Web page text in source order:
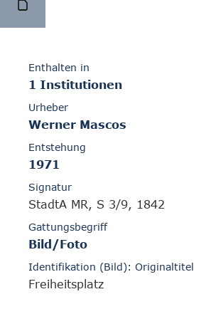
Enthalten in
1 Institutionen
Urheber
Werner Mascos
Entstehung
1971
Signatur
StadtA MR, S 3/9, 1842
Gattungsbegriff
Bild/Foto
Identifikation (Bild): Originaltitel
Freiheitsplatz